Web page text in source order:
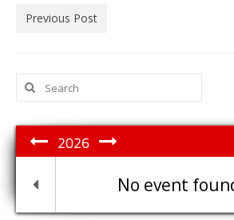
Previous Post
Search
for:
2026
No event